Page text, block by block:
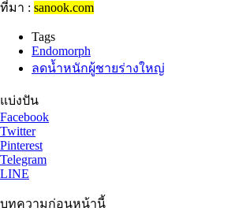
ที่มา : sanook.com
Tags
Endomorph
ลดน้ำหนักผู้ชายร่างใหญ่
แบ่งปัน
Facebook
Twitter
Pinterest
Telegram
LINE
บทความก่อนหน้านี้